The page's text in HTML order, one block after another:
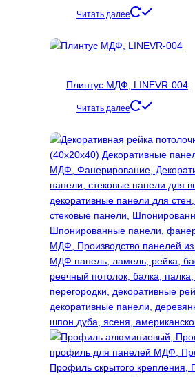
Читать далее
Плинтус МДФ, LINEVR-004
Читать далее